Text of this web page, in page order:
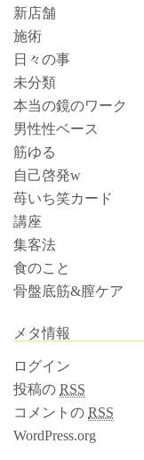
新店舗
施術
日々の事
未分類
本当の鏡のワーク
男性性ベース
筋ゆる
自己啓発w
苺いち笑カード
講座
集客法
食のこと
骨盤底筋&膣ケア
メタ情報
ログイン
投稿の RSS
コメントの RSS
WordPress.org